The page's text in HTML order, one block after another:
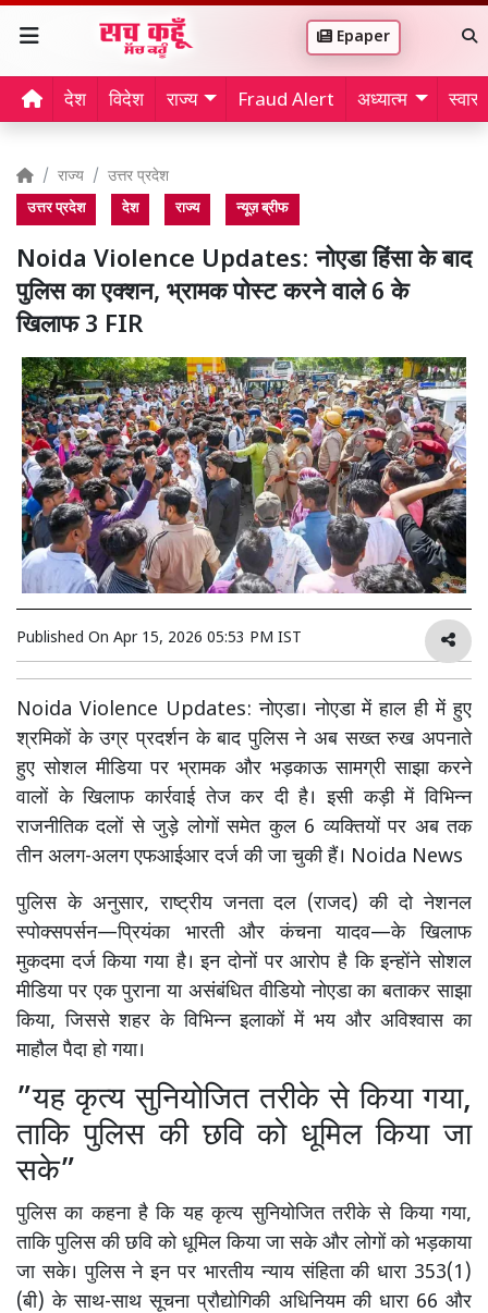
Epaper
देश विदेश राज्य Fraud Alert अध्यात्म
राज्य उत्तर प्रदेश
उत्तर प्रदेश देश राज्य न्यूज़ ब्रीफ
Noida Violence Updates: नोएडा हिंसा के बाद
पुलिस का एक्शन, भ्रामक पोस्ट करने वाले 6 के
खिलाफ 3 FIR
Published On Apr 15, 2026 05:53 PM IST
Noida Violence Updates: नोएडा। नोएडा में हाल ही में हुए
श्रमिकों के उग्र प्रदर्शन के बाद पुलिस ने अब सख्त रुख अपनाते
हुए सोशल मीडिया पर भ्रामक और भड़काऊ सामग्री साझा करने
वालों के खिलाफ कार्रवाई तेज कर दी है। इसी कड़ी में विभिन्न
राजनीतिक दलों से जुड़े लोगों समेत कुल 6 व्यक्तियों पर अब तक
तीन अलग-अलग एफआईआर दर्ज की जा चुकी हैं। Noida News
पुलिस के अनुसार, राष्ट्रीय जनता दल (राजद) की दो नेशनल
स्पोक्सपर्सन—प्रियंका भारती और कंचना यादव—के खिलाफ
मुकदमा दर्ज किया गया है। इन दोनों पर आरोप है कि इन्होंने सोशल
मीडिया पर एक पुराना या असंबंधित वीडियो नोएडा का बताकर साझा
किया, जिससे शहर के विभिन्न इलाकों में भय और अविश्वास का
माहौल पैदा हो गया।
”यह कृत्य सुनियोजित तरीके से किया गया,
ताकि पुलिस की छवि को धूमिल किया जा
सके”
पुलिस का कहना है कि यह कृत्य सुनियोजित तरीके से किया गया,
ताकि पुलिस की छवि को धूमिल किया जा सके और लोगों को भड़काया
जा सके। पुलिस ने इन पर भारतीय न्याय संहिता की धारा 353(1)
(बी) के साथ-साथ सूचना प्रौद्योगिकी अधिनियम की धारा 66 और